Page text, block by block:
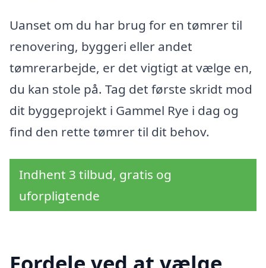
Uanset om du har brug for en tømrer til
renovering, byggeri eller andet
tømrerarbejde, er det vigtigt at vælge en,
du kan stole på. Tag det første skridt mod
dit byggeprojekt i Gammel Rye i dag og
find den rette tømrer til dit behov.
Indhent 3 tilbud, gratis og
uforpligtende